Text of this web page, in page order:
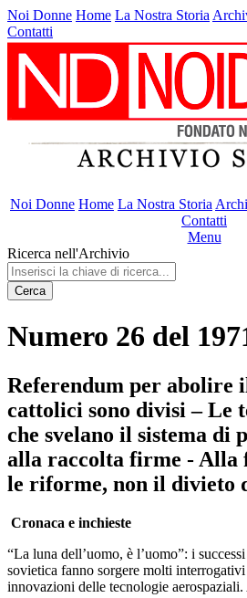
Noi Donne Home La Nostra Storia
Contatti
Noi Donne Home La Nostra Storia
Contatti
Menu
Ricerca nell'Archivio
Cerca
Numero 26 del
Referendum per abolire
cattolici sono divisi – Le
che svelano il sistema di
alla raccolta firme - Alla
le riforme, non il divieto
Cronaca e inchieste
“La luna dell’uomo, è l’uomo”: i
sovietica fanno sorgere molti
innovazioni delle tecnologie